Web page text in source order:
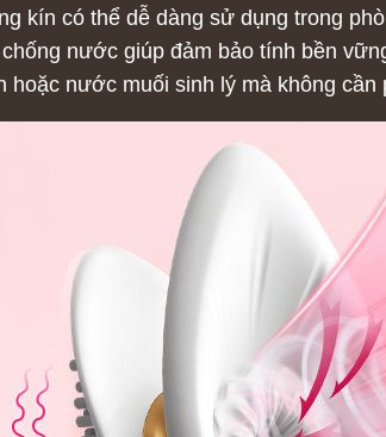
kín có thể dễ dàng sử dụng trong
nước giúp đảm bảo tính bền
hoặc nước muối sinh lý mà không